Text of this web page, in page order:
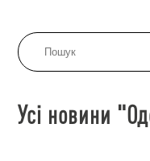
Усі новини